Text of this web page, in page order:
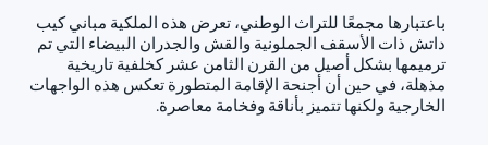
باعتبارها مجمعًا للتراث الوطني، تعرض هذه الملكية مباني كيب
داتش ذات الأسقف الجملونية والقش والجدران البيضاء التي تم
ترميمها بشكل أصيل من القرن الثامن عشر كخلفية تاريخية
مذهلة، في حين أن أجنحة الإقامة المتطورة تعكس هذه الواجهات
الخارجية ولكنها تتميز بأناقة وفخامة معاصرة.